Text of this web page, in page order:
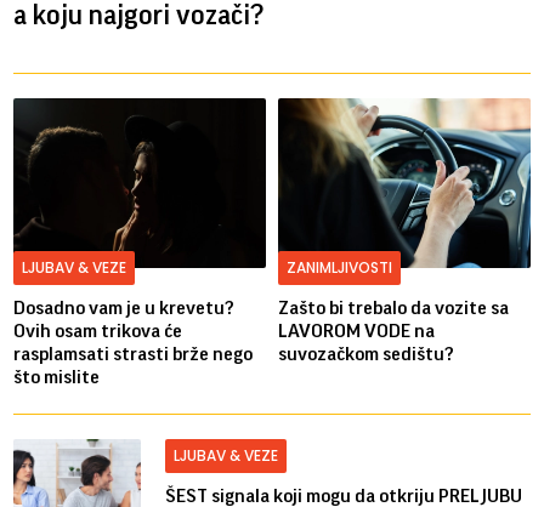
a koju najgori vozači?
LJUBAV & VEZE
Dosadno vam je u krevetu?
Ovih osam trikova će
rasplamsati strasti brže nego
što mislite
ZANIMLJIVOSTI
Zašto bi trebalo da vozite sa
LAVOROM VODE na
suvozačkom sedištu?
LJUBAV & VEZE
ŠEST signala koji mogu da otkriju PRELJUBU